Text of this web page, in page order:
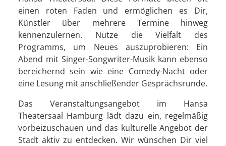
einen roten Faden und ermöglichen es Dir,
Künstler über mehrere Termine hinweg
kennenzulernen. Nutze die Vielfalt des
Programms, um Neues auszuprobieren: Ein
Abend mit Singer-Songwriter-Musik kann ebenso
bereichernd sein wie eine Comedy-Nacht oder
eine Lesung mit anschließender Gesprächsrunde.
Das Veranstaltungsangebot im Hansa
Theatersaal Hamburg lädt dazu ein, regelmäßig
vorbeizuschauen und das kulturelle Angebot der
Stadt aktiv zu entdecken. Wir wünschen Dir viel